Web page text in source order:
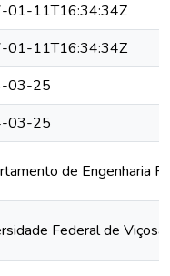
01-11T16:34:34Z
01-11T16:34:34Z
03-25
03-25
de Engenharia
Federal de Viçosa